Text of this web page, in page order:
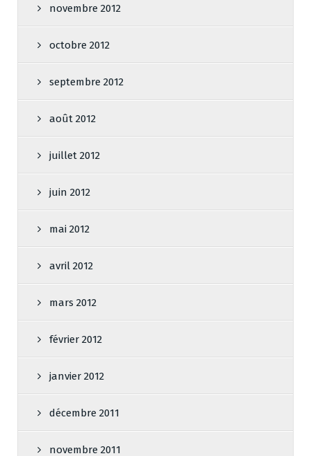
novembre 2012
octobre 2012
septembre 2012
août 2012
juillet 2012
juin 2012
mai 2012
avril 2012
mars 2012
février 2012
janvier 2012
décembre 2011
novembre 2011